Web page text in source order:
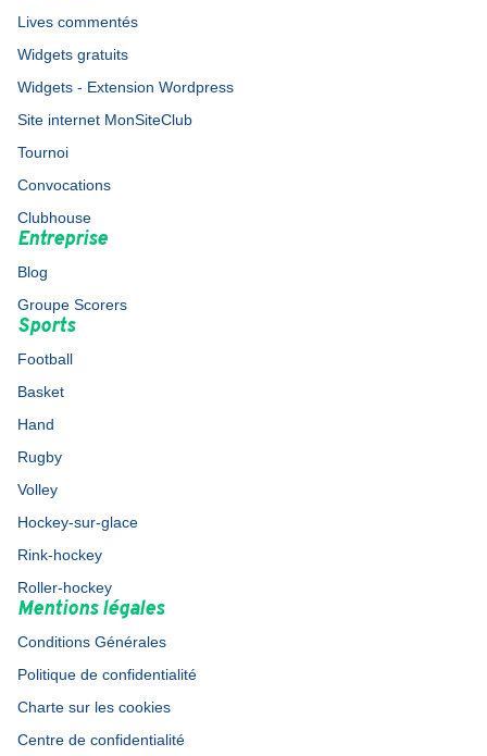
Lives commentés
Widgets gratuits
Widgets - Extension Wordpress
Site internet MonSiteClub
Tournoi
Convocations
Clubhouse
Entreprise
Blog
Groupe Scorers
Sports
Football
Basket
Hand
Rugby
Volley
Hockey-sur-glace
Rink-hockey
Roller-hockey
Mentions légales
Conditions Générales
Politique de confidentialité
Charte sur les cookies
Centre de confidentialité